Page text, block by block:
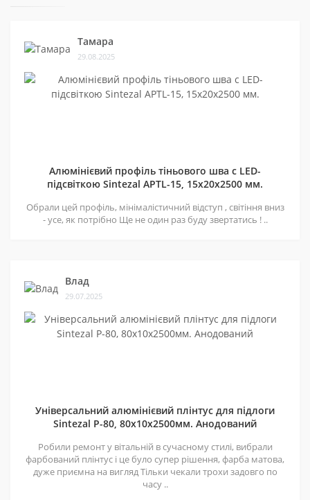
Тамара
29.08.2025
Алюмінієвий профіль тіньового шва c LED-
підсвіткою Sintezal APTL-15, 15х20х2500 мм.
Обрали цей профіль, мінімалістичний відступ , світіння вниз
- усе, як потрібно Ще не один раз буду звертатись ! ..
Влад
29.07.2025
Універсальний алюмінієвий плінтус для підлоги
Sintezal P-80, 80х10х2500мм. Анодований
Робили ремонт у вітальній в сучасному стилі, вибрали
фарбований плінтус і це було супер рішення, фарба матова,
дуже приємна на вигляд Тільки чекали трохи задовго по
часу ..